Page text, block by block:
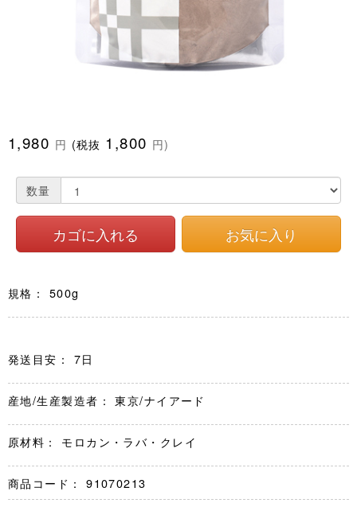
1,980 円 (税抜 1,800 円)
数量
規格： 500g
発送目安： 7日
産地/生産製造者： 東京/ナイアード
原材料： モロカン・ラバ・クレイ
商品コード： 91070213